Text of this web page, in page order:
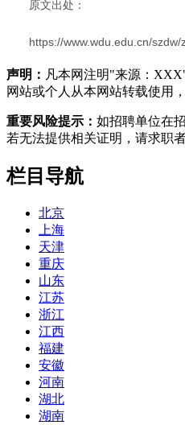
原文出处：
https://www.wdu.edu.cn/
声明： 凡本网注明"来源：
网站或个人从本网站转载使用
重要风险提示： 如招聘单位在
若无法提供相关证明，请求职
栏目导航
北京
上海
天津
重庆
山东
江苏
浙江
江西
福建
安徽
河南
湖北
湖南